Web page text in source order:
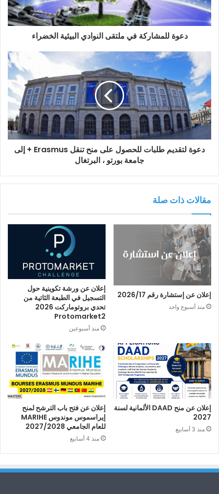
دعوة للمشاركة في ملتقى النوادي البيئية الخضراء
دعوة لتقديم طلبات للحصول على منح تنقل Erasmus + إلى
جامعة بورتو ، البرتغال
مقالات ذات صلة
إعلان عن إستشارة رقم 2026/17
منذ أسبوع واحد
إعلان عن ورشة تكوينية حول
التسجيل في الطبعة الثاتية من
تحدي بروتوماركت 2026
Protomarket2
منذ أسبوعين
إعلان عن منح DAAD الألمانية لسنة
2027
منذ 3 أسابيع
إعلان عن فتح باب الترشح لمنح
إيراسموس موندوس MARIHE
للعام الجامعي 2027/2028
منذ 4 أسابيع